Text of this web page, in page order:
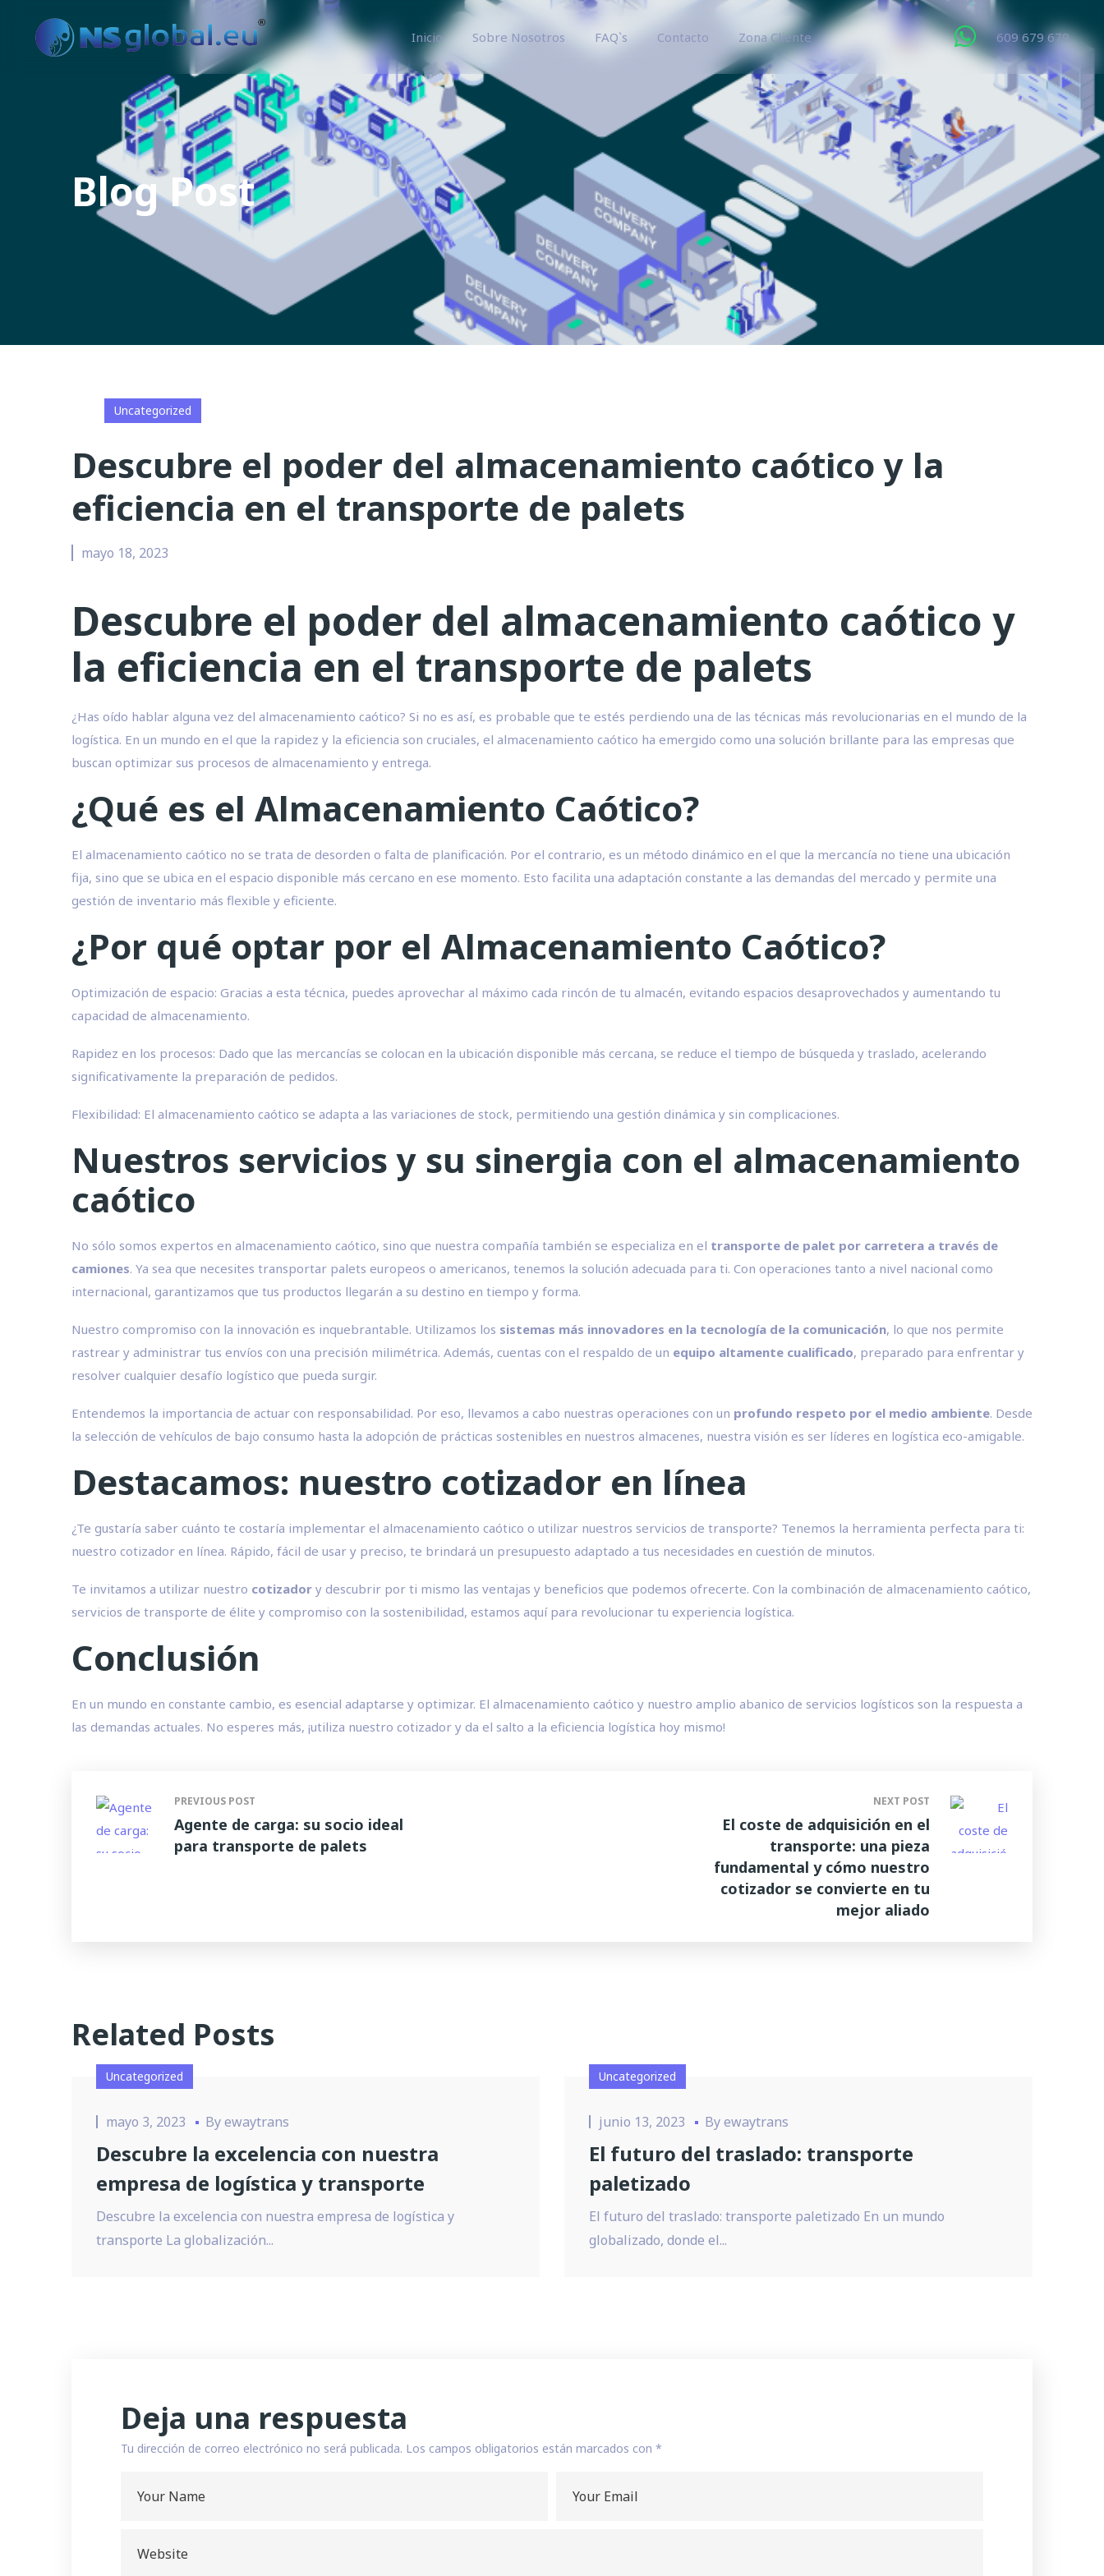
Inicio Sobre Nosotros FAQ`s Contacto Zona Cliente 609 679 679
Blog Post
Uncategorized
Descubre el poder del almacenamiento caótico y la
eficiencia en el transporte de palets
mayo 18, 2023
Descubre el poder del almacenamiento caótico y
la eficiencia en el transporte de palets
¿Has oído hablar alguna vez del almacenamiento caótico? Si no es así, es probable que te estés perdiendo una de las técnicas más revolucionarias en el mundo de la
logística. En un mundo en el que la rapidez y la eficiencia son cruciales, el almacenamiento caótico ha emergido como una solución brillante para las empresas que
buscan optimizar sus procesos de almacenamiento y entrega.
¿Qué es el Almacenamiento Caótico?
El almacenamiento caótico no se trata de desorden o falta de planificación. Por el contrario, es un método dinámico en el que la mercancía no tiene una ubicación
fija, sino que se ubica en el espacio disponible más cercano en ese momento. Esto facilita una adaptación constante a las demandas del mercado y permite una
gestión de inventario más flexible y eficiente.
¿Por qué optar por el Almacenamiento Caótico?
Optimización de espacio: Gracias a esta técnica, puedes aprovechar al máximo cada rincón de tu almacén, evitando espacios desaprovechados y aumentando tu
capacidad de almacenamiento.
Rapidez en los procesos: Dado que las mercancías se colocan en la ubicación disponible más cercana, se reduce el tiempo de búsqueda y traslado, acelerando
significativamente la preparación de pedidos.
Flexibilidad: El almacenamiento caótico se adapta a las variaciones de stock, permitiendo una gestión dinámica y sin complicaciones.
Nuestros servicios y su sinergia con el almacenamiento
caótico
No sólo somos expertos en almacenamiento caótico, sino que nuestra compañía también se especializa en el transporte de palet por carretera a través de
camiones. Ya sea que necesites transportar palets europeos o americanos, tenemos la solución adecuada para ti. Con operaciones tanto a nivel nacional como
internacional, garantizamos que tus productos llegarán a su destino en tiempo y forma.
Nuestro compromiso con la innovación es inquebrantable. Utilizamos los sistemas más innovadores en la tecnología de la comunicación, lo que nos permite
rastrear y administrar tus envíos con una precisión milimétrica. Además, cuentas con el respaldo de un equipo altamente cualificado, preparado para enfrentar y
resolver cualquier desafío logístico que pueda surgir.
Entendemos la importancia de actuar con responsabilidad. Por eso, llevamos a cabo nuestras operaciones con un profundo respeto por el medio ambiente. Desde
la selección de vehículos de bajo consumo hasta la adopción de prácticas sostenibles en nuestros almacenes, nuestra visión es ser líderes en logística eco-amigable.
Destacamos: nuestro cotizador en línea
¿Te gustaría saber cuánto te costaría implementar el almacenamiento caótico o utilizar nuestros servicios de transporte? Tenemos la herramienta perfecta para ti:
nuestro cotizador en línea. Rápido, fácil de usar y preciso, te brindará un presupuesto adaptado a tus necesidades en cuestión de minutos.
Te invitamos a utilizar nuestro cotizador y descubrir por ti mismo las ventajas y beneficios que podemos ofrecerte. Con la combinación de almacenamiento caótico,
servicios de transporte de élite y compromiso con la sostenibilidad, estamos aquí para revolucionar tu experiencia logística.
Conclusión
En un mundo en constante cambio, es esencial adaptarse y optimizar. El almacenamiento caótico y nuestro amplio abanico de servicios logísticos son la respuesta a
las demandas actuales. No esperes más, ¡utiliza nuestro cotizador y da el salto a la eficiencia logística hoy mismo!
PREVIOUS POST
Agente de carga: su socio ideal
para transporte de palets
NEXT POST
El coste de adquisición en el
transporte: una pieza
fundamental y cómo nuestro
cotizador se convierte en tu
mejor aliado
Related Posts
Uncategorized
mayo 3, 2023 Byewaytrans
Descubre la excelencia con nuestra
empresa de logística y transporte
Descubre la excelencia con nuestra empresa de logística y
transporte La globalización...
Uncategorized
junio 13, 2023 Byewaytrans
El futuro del traslado: transporte
paletizado
El futuro del traslado: transporte paletizado En un mundo
globalizado, donde el...
Deja una respuesta
Tu dirección de correo electrónico no será publicada. Los campos obligatorios están marcados con *